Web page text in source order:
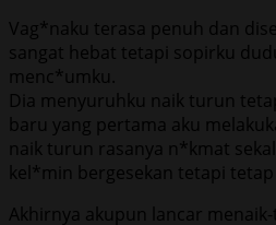
Vag*naku terasa penuh dan
sangat hebat tetapi sopirku
menc*umku.
Dia menyuruhku naik turun
baru yang pertama aku
naik turun rasanya n*kmat
kel*min bergesekan tetapi
Akhirnya akupun lancar